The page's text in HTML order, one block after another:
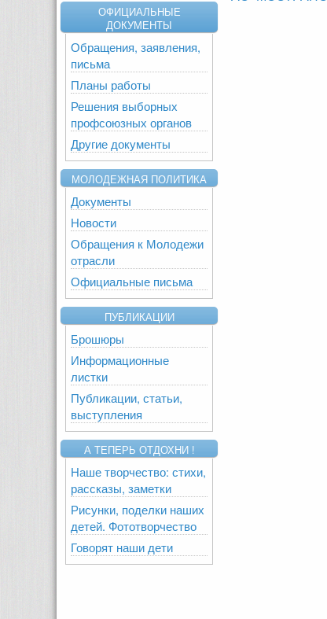
ОФИЦИАЛЬНЫЕ
ДОКУМЕНТЫ
Обращения, заявления,
письма
Планы работы
Решения выборных
профсоюзных органов
Другие документы
МОЛОДЕЖНАЯ ПОЛИТИКА
Документы
Новости
Обращения к Молодежи
отрасли
Официальные письма
ПУБЛИКАЦИИ
Брошюры
Информационные
листки
Публикации, статьи,
выступления
А ТЕПЕРЬ ОТДОХНИ !
Наше творчество: стихи,
рассказы, заметки
Рисунки, поделки наших
детей. Фототворчество
Говорят наши дети